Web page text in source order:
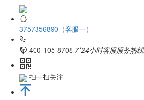
3757356890（客服一）
400-105-8708 7*24小时客服服务热线
扫一扫关注